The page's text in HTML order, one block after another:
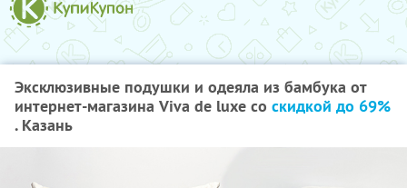
Эксклюзивные подушки и одеяла из бамбука от
интернет-магазина Viva de luxe со скидкой до 69%
. Казань